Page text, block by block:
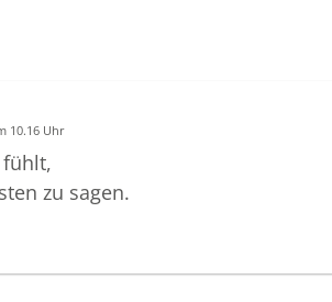
10.16 Uhr
zu sagen.